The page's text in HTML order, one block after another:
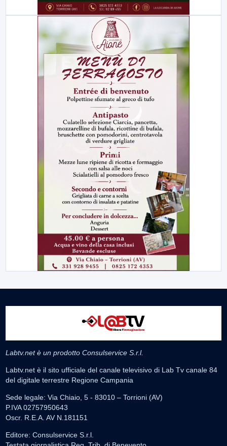
Labtv.net è un prodotto Consulservice S.r.l.
Labtv.net è il sito ufficiale del canale televisivo di Lab Tv canale 84
del digitale terrestre Regione Campania
Sede legale: Via Chiaio, 5 - 83010 – Torrioni (AV)
P.IVA 02757950643
Oscr. R.E.A. AV N.181151
Editore: Consulservice S.r.l.